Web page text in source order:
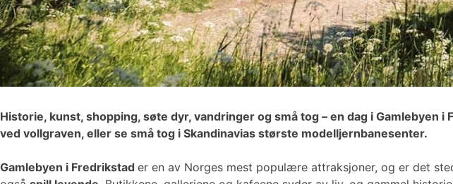
Historie, kunst, shopping, søte dyr, vandringer og små tog – en dag i
ved vollgraven, eller se små tog i Skandinavias største modelljernbanesenter.
Gamlebyen i Fredrikstad er en av Norges mest populære attraksjoner, og er det